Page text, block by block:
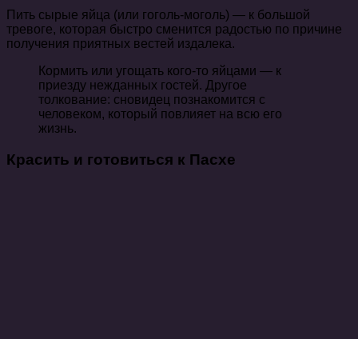
Пить сырые яйца (или гоголь-моголь) — к большой
тревоге, которая быстро сменится радостью по причине
получения приятных вестей издалека.
Кормить или угощать кого-то яйцами — к
приезду нежданных гостей. Другое
толкование: сновидец познакомится с
человеком, который повлияет на всю его
жизнь.
Красить и готовиться к Пасхе